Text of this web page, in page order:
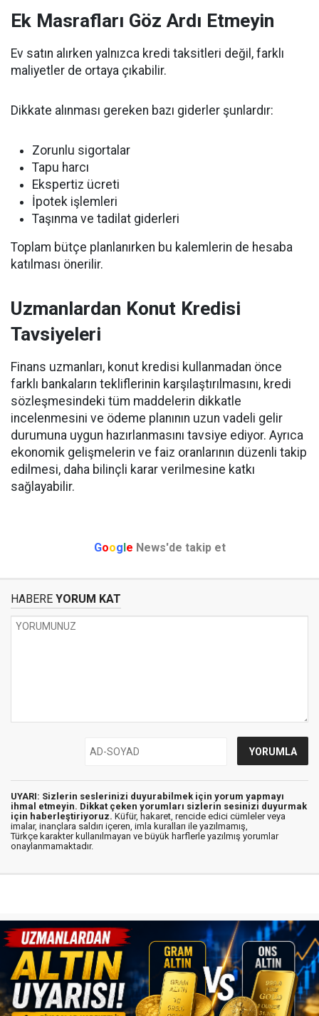
Ek Masrafları Göz Ardı Etmeyin
Ev satın alırken yalnızca kredi taksitleri değil, farklı
maliyetler de ortaya çıkabilir.
Dikkate alınması gereken bazı giderler şunlardır:
Zorunlu sigortalar
Tapu harcı
Ekspertiz ücreti
İpotek işlemleri
Taşınma ve tadilat giderleri
Toplam bütçe planlanırken bu kalemlerin de hesaba
katılması önerilir.
Uzmanlardan Konut Kredisi
Tavsiyeleri
Finans uzmanları, konut kredisi kullanmadan önce
farklı bankaların tekliflerinin karşılaştırılmasını, kredi
sözleşmesindeki tüm maddelerin dikkatle
incelenmesini ve ödeme planının uzun vadeli gelir
durumuna uygun hazırlanmasını tavsiye ediyor. Ayrıca
ekonomik gelişmelerin ve faiz oranlarının düzenli takip
edilmesi, daha bilinçli karar verilmesine katkı
sağlayabilir.
Google News'de takip et
HABERE YORUM KAT
UYARI: Sizlerin seslerinizi duyurabilmek için yorum yapmayı
ihmal etmeyin. Dikkat çeken yorumları sizlerin sesinizi duyurmak
için haberleştiriyoruz. Küfür, hakaret, rencide edici cümleler veya
imalar, inançlara saldırı içeren, imla kuralları ile yazılmamış,
Türkçe karakter kullanılmayan ve büyük harflerle yazılmış yorumlar
onaylanmamaktadır.